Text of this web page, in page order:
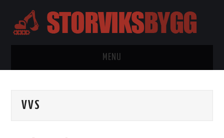
MENU
BYGGTIPS
VVS